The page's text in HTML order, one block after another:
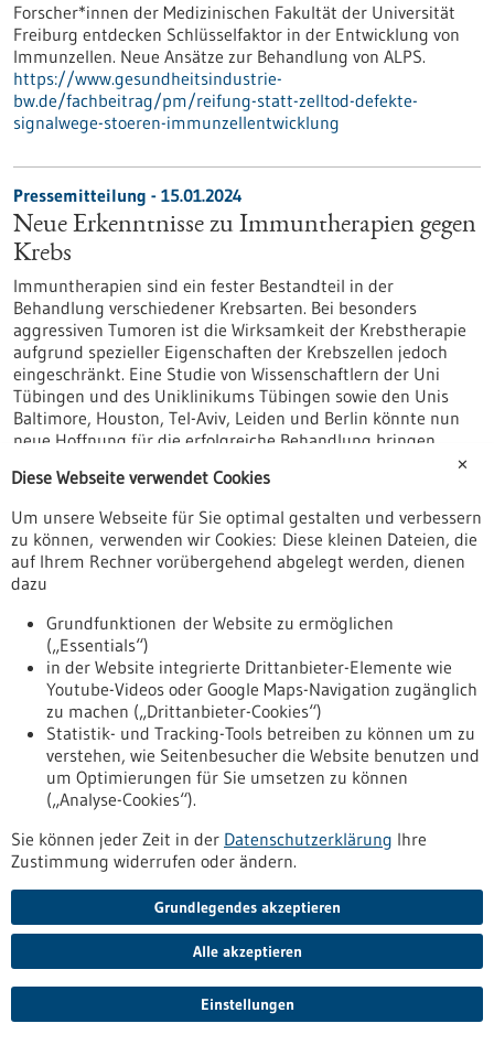
Forscher*innen der Medizinischen Fakultät der Universität
Freiburg entdecken Schlüsselfaktor in der Entwicklung von
Immunzellen. Neue Ansätze zur Behandlung von ALPS.
https://www.gesundheitsindustrie-
bw.de/fachbeitrag/pm/reifung-statt-zelltod-defekte-
signalwege-stoeren-immunzellentwicklung
Pressemitteilung - 15.01.2024
Neue Erkenntnisse zu Immuntherapien gegen
Krebs
Immuntherapien sind ein fester Bestandteil in der
Behandlung verschiedener Krebsarten. Bei besonders
aggressiven Tumoren ist die Wirksamkeit der Krebstherapie
aufgrund spezieller Eigenschaften der Krebszellen jedoch
eingeschränkt. Eine Studie von Wissenschaftlern der Uni
Tübingen und des Uniklinikums Tübingen sowie den Unis
Baltimore, Houston, Tel-Aviv, Leiden und Berlin könnte nun
neue Hoffnung für die erfolgreiche Behandlung bringen.
bw.de/fachbeitrag/pm/neue-erkenntnisse-zu-
immuntherapien-gegen-krebs
Pressemitteilung - 11.01.2024
Hochsicherheits-Labor feierlich an Ulmer
Universitätsmedizin übergeben Sicheres
Arbeiten mit gefährlichen Krankheitserregern
Im neuen S3-Labor an der Uni Ulm mit der zweithöchsten
Schutzstufe forschen Wissenschaftlerinnen und
Wissenschaftler künftig an Krankheitserregern, die auch auf
dem Luftweg übertragbar sind. Hochmoderne Systeme und
eine strenge Zugangskontrolle gewährleisten die Sicherheit
von Mitarbeitenden und Öffentlichkeit. Die Gesamtbaukosten
inklusive Erstausstattung betragen rund 8,4 Millionen Euro.
Jetzt ist das Gebäude feierlich übergeben worden.
https://www.gesundheitsindustrie-
bw.de/fachbeitrag/pm/hochsicherheits-labor-feierlich-
ulmer-universitaetsmedizin-uebergeben-sicheres-arbeiten-
mit-gefaehrlichen-krankheitserregern
Pressemitteilung - 11.01.2024
✕
Diese Webseite verwendet Cookies
Um unsere Webseite für Sie optimal gestalten und verbessern
zu können, verwenden wir Cookies: Diese kleinen Dateien, die
auf Ihrem Rechner vorübergehend abgelegt werden, dienen
dazu
Grundfunktionen der Website zu ermöglichen
(„Essentials“)
in der Website integrierte Drittanbieter-Elemente wie
Youtube-Videos oder Google Maps-Navigation zugänglich
zu machen („Drittanbieter-Cookies“)
Statistik- und Tracking-Tools betreiben zu können um zu
verstehen, wie Seitenbesucher die Website benutzen und
um Optimierungen für Sie umsetzen zu können
(„Analyse-Cookies“).
Sie können jeder Zeit in der Datenschutzerklärung Ihre
Zustimmung widerrufen oder ändern.
Grundlegendes akzeptieren
Alle akzeptieren
Einstellungen